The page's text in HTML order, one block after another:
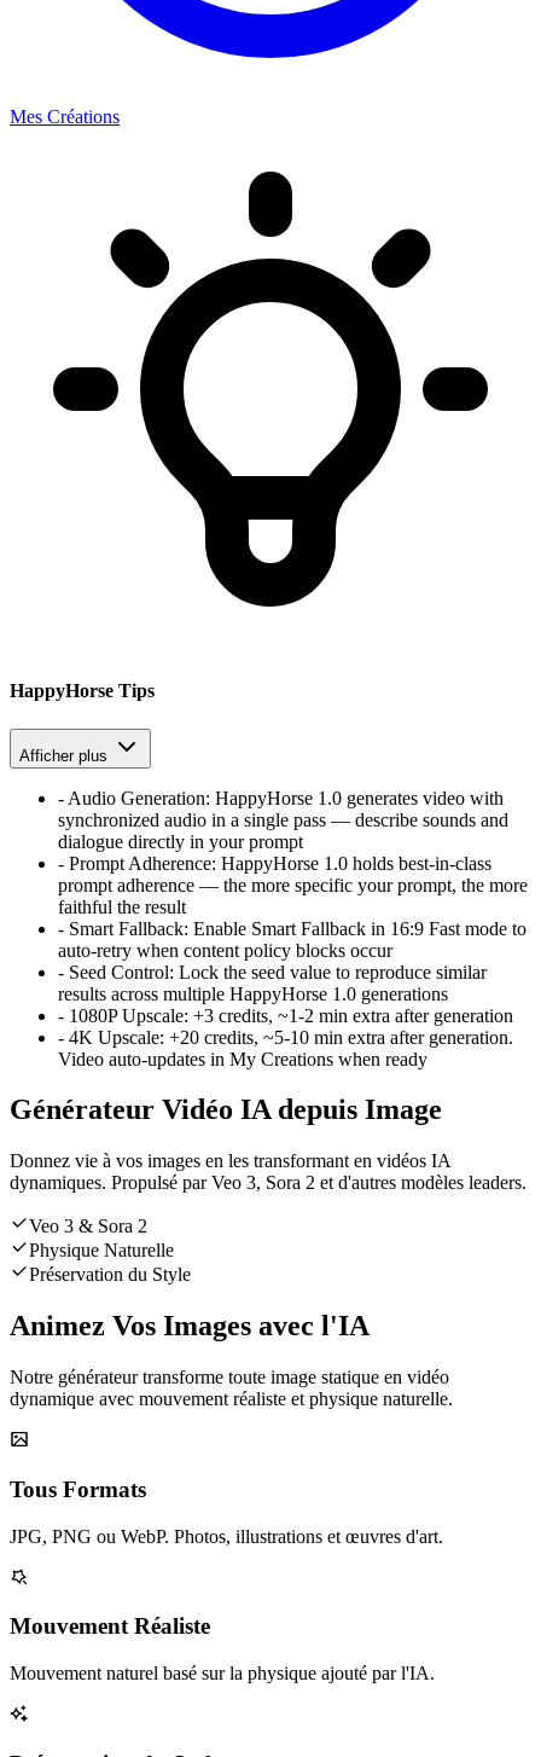
Mes Créations
HappyHorse Tips
Afficher plus
- Audio Generation: HappyHorse 1.0 generates video with
synchronized audio in a single pass — describe sounds and
dialogue directly in your prompt
- Prompt Adherence: HappyHorse 1.0 holds best-in-class
prompt adherence — the more specific your prompt, the more
faithful the result
- Smart Fallback: Enable Smart Fallback in 16:9 Fast mode to
auto-retry when content policy blocks occur
- Seed Control: Lock the seed value to reproduce similar
results across multiple HappyHorse 1.0 generations
- 1080P Upscale: +3 credits, ~1-2 min extra after generation
- 4K Upscale: +20 credits, ~5-10 min extra after generation.
Video auto-updates in My Creations when ready
Générateur Vidéo IA depuis Image
Donnez vie à vos images en les transformant en vidéos IA
dynamiques. Propulsé par Veo 3, Sora 2 et d'autres modèles leaders.
Veo 3 & Sora 2
Physique Naturelle
Préservation du Style
Animez Vos Images avec l'IA
Notre générateur transforme toute image statique en vidéo
dynamique avec mouvement réaliste et physique naturelle.
Tous Formats
JPG, PNG ou WebP. Photos, illustrations et œuvres d'art.
Mouvement Réaliste
Mouvement naturel basé sur la physique ajouté par l'IA.